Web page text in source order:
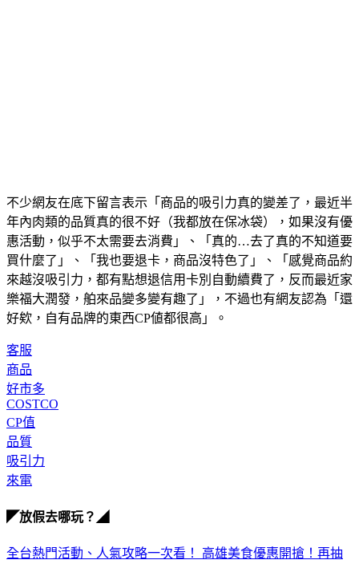
不少網友在底下留言表示「商品的吸引力真的變差了，最近半
年內肉類的品質真的很不好（我都放在保冰袋），如果沒有優
惠活動，似乎不太需要去消費」、「真的…去了真的不知道要
買什麼了」、「我也要退卡，商品沒特色了」、「感覺商品約
來越沒吸引力，都有點想退信用卡別自動續費了，反而最近家
樂福大潤發，舶來品變多變有趣了」，不過也有網友認為「還
好欸，自有品牌的東西CP値都很高」。
客服
商品
好市多
COSTCO
CP值
品質
吸引力
來電
◤放假去哪玩？◢
全台熱門活動、人氣攻略一次看！ 高雄美食優惠開搶！再抽